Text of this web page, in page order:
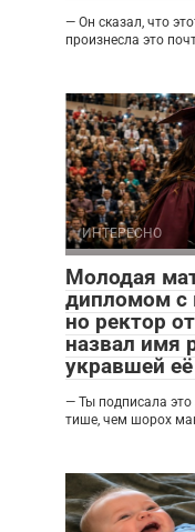
— Он сказал, что
произнесла это
ИНТЕРЕСНО
Молодая
дипломом с
но ректор
назвал имя
укравшей
— Ты подписала это
тише, чем шорох